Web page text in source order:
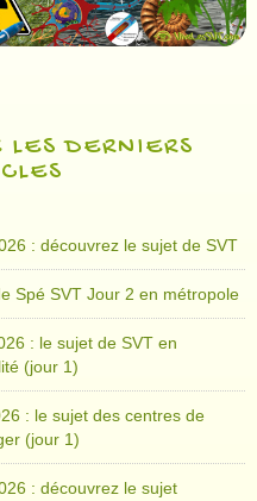
LES DERNIERS
: découvrez le sujet de SVT
Spé SVT Jour 2 en métropole
: le sujet de SVT en
(jour 1)
: le sujet des centres de
(jour 1)
: découvrez le sujet